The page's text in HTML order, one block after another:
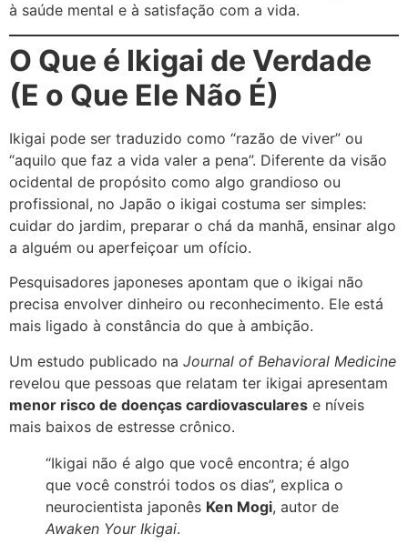
à saúde mental e à satisfação com a vida.
O Que é Ikigai de Verdade
(E o Que Ele Não É)
Ikigai pode ser traduzido como “razão de viver” ou
“aquilo que faz a vida valer a pena”. Diferente da visão
ocidental de propósito como algo grandioso ou
profissional, no Japão o ikigai costuma ser simples:
cuidar do jardim, preparar o chá da manhã, ensinar algo
a alguém ou aperfeiçoar um ofício.
Pesquisadores japoneses apontam que o ikigai não
precisa envolver dinheiro ou reconhecimento. Ele está
mais ligado à constância do que à ambição.
Um estudo publicado na Journal of Behavioral Medicine
revelou que pessoas que relatam ter ikigai apresentam
menor risco de doenças cardiovasculares e níveis
mais baixos de estresse crônico.
“Ikigai não é algo que você encontra; é algo
que você constrói todos os dias”, explica o
neurocientista japonês Ken Mogi, autor de
Awaken Your Ikigai.